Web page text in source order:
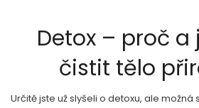
Detox – proč a
čistit tělo
Určitě jste už slyšeli o detoxu, ale možná